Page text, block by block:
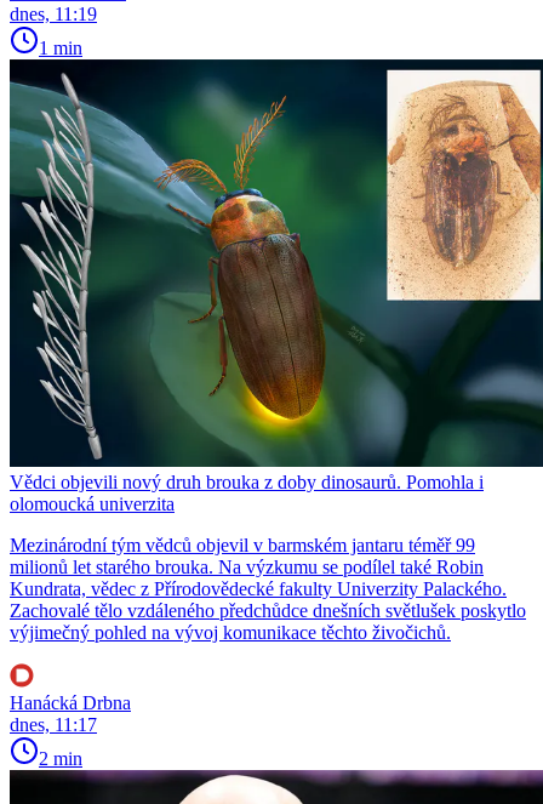
dnes, 11:19
1 min
Vědci objevili nový druh brouka z doby dinosaurů. Pomohla i
olomoucká univerzita
Mezinárodní tým vědců objevil v barmském jantaru téměř 99
milionů let starého brouka. Na výzkumu se podílel také Robin
Kundrata, vědec z Přírodovědecké fakulty Univerzity Palackého.
Zachovalé tělo vzdáleného předchůdce dnešních světlušek poskytlo
výjimečný pohled na vývoj komunikace těchto živočichů.
Hanácká Drbna
dnes, 11:17
2 min